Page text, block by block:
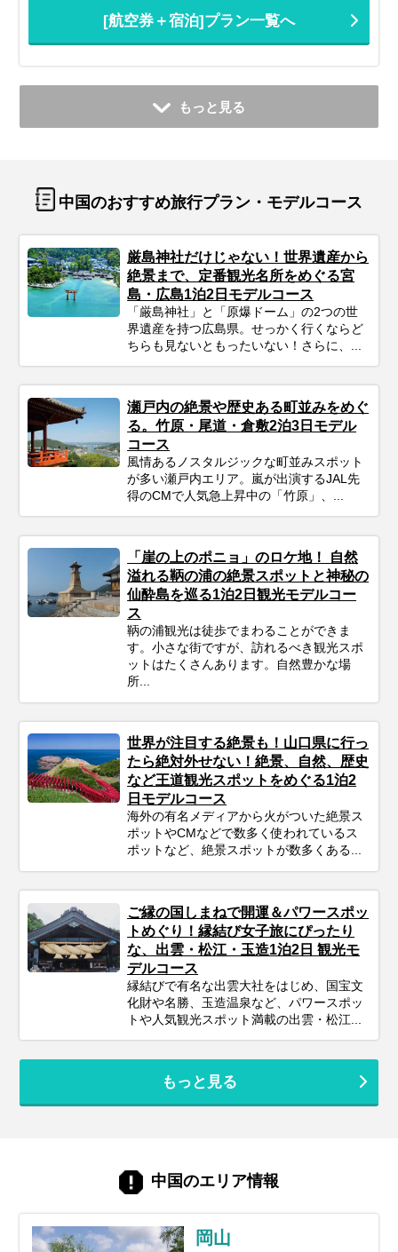
[航空券＋宿泊]プラン一覧へ
もっと見る
中国のおすすめ旅行プラン・モデルコース
厳島神社だけじゃない！世界遺産から
絶景まで、定番観光名所をめぐる宮
島・広島1泊2日モデルコース
「厳島神社」と「原爆ドーム」の2つの世
界遺産を持つ広島県。せっかく行くならど
ちらも見ないともったいない！さらに、...
瀬戸内の絶景や歴史ある町並みをめぐ
る。竹原・尾道・倉敷2泊3日モデル
コース
風情あるノスタルジックな町並みスポット
が多い瀬戸内エリア。嵐が出演するJAL先
得のCMで人気急上昇中の「竹原」、...
「崖の上のポニョ」のロケ地！ 自然
溢れる鞆の浦の絶景スポットと神秘の
仙酔島を巡る1泊2日観光モデルコー
ス
鞆の浦観光は徒歩でまわることができま
す。小さな街ですが、訪れるべき観光スポ
ットはたくさんあります。自然豊かな場
所...
世界が注目する絶景も！山口県に行っ
たら絶対外せない！絶景、自然、歴史
など王道観光スポットをめぐる1泊2
日モデルコース
海外の有名メディアから火がついた絶景ス
ポットやCMなどで数多く使われているス
ポットなど、絶景スポットが数多くある...
ご縁の国しまねで開運＆パワースポッ
トめぐり！縁結び女子旅にぴったり
な、出雲・松江・玉造1泊2日 観光モ
デルコース
縁結びで有名な出雲大社をはじめ、国宝文
化財や名勝、玉造温泉など、パワースポッ
トや人気観光スポット満載の出雲・松江...
もっと見る
中国のエリア情報
岡山